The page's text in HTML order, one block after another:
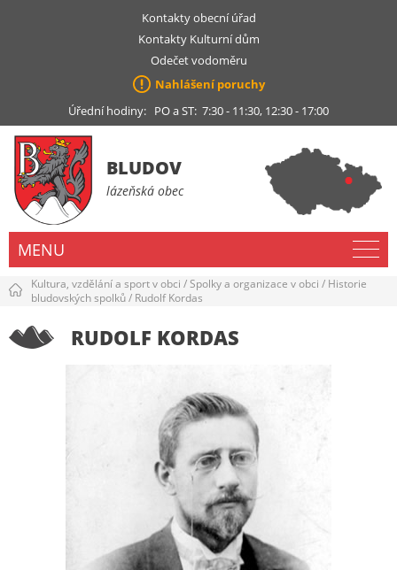
Kontakty obecní úřad
Kontakty Kulturní dům
Odečet vodoměru
Nahlášení poruchy
Úřední hodiny: PO a ST: 7:30 - 11:30, 12:30 - 17:00
BLUDOV
lázeňská obec
MENU
Kultura, vzdělání a sport v obci /Spolky a organizace v obci / Historie
bludovských spolků/ Rudolf Kordas
RUDOLF KORDAS